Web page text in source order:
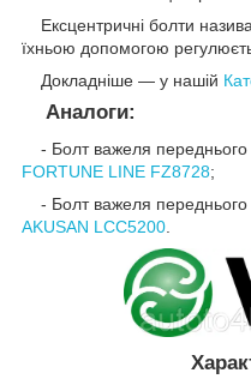
Ексцентричні болти
їхньою допомогою
Докладніше — у нашій
Аналоги:
- Болт важеля переднього
FORTUNE LINE FZ8728;
- Болт важеля переднього
AKUSAN LCC5200